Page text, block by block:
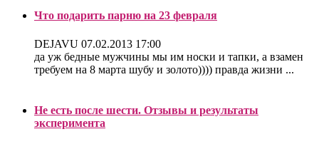
Что подарить парню на 23 февраля
DEJAVU 07.02.2013 17:00
да уж бедные мужчины мы им носки и тапки, а взамен
требуем на 8 марта шубу и золото)))) правда жизни ...
Не есть после шести. Отзывы и результаты
эксперимента